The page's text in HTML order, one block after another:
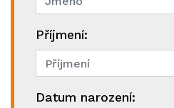
Příjmení:
Datum narození: